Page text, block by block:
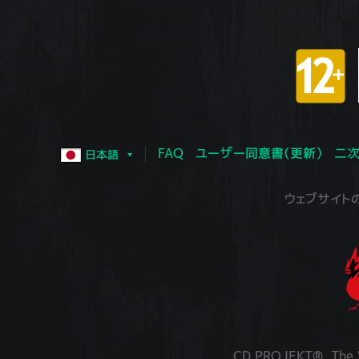
日本語 FAQ ユーザー同意書（更新） 二
ウェブサイ